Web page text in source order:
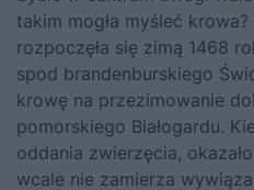
takim mogła myśleć
rozpoczęła się zimą 1468
spod brandenburskiego
krowę na przezimowanie
pomorskiego Białogardu.
oddania zwierzęcia,
wcale nie zamierza